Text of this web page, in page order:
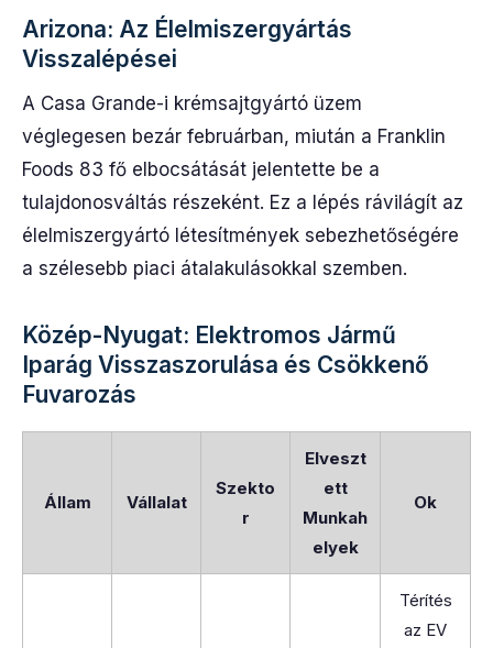
Arizona: Az Élelmiszergyártás
Visszalépései
A Casa Grande-i krémsajtgyártó üzem
véglegesen bezár februárban, miután a Franklin
Foods 83 fő elbocsátását jelentette be a
tulajdonosváltás részeként. Ez a lépés rávilágít az
élelmiszergyártó létesítmények sebezhetőségére
a szélesebb piaci átalakulásokkal szemben.
Közép-Nyugat: Elektromos Jármű
Iparág Visszaszorulása és Csökkenő
Fuvarozás
Állam Vállalat
Szekto
r
Elveszt
ett
Munkah
elyek
Ok
Térítés
az EV